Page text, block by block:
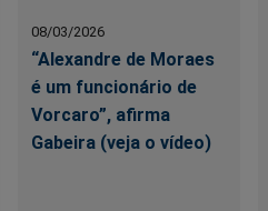
08/03/2026
“Alexandre de Moraes
é um funcionário de
Vorcaro”, afirma
Gabeira (veja o vídeo)